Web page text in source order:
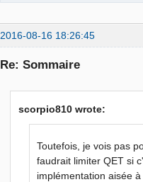
2016-08-16 18:26:45
Re: Sommaire
scorpio810 wrote:
Toutefois, je vois pas
faudrait limiter QET si
implémentation aisée à